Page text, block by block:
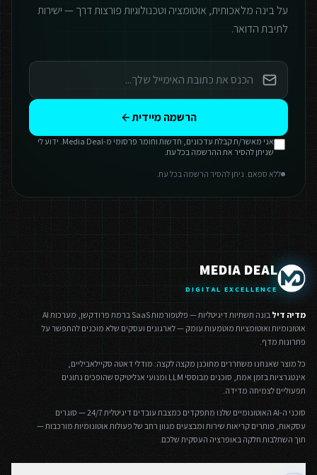
על בינה מלאכותית, אוטומציה וטכנולוגיות פורצות דרך — ישירות
לתיבת הדואר.
הרשמה מיידית
אני מאשר/ת קבלת עדכונים, חדשות וחומר פרסומי מ-Media Deal. ידוע לי
שניתן להסיר את ההרשמה בכל עת.
ללא ספאם. ניתן להסיר הרשמה בכל עת.
MEDIA DEAL
DIGITAL EXCELLENCE
מדיה דיל
בונה תשתיות דיגיטליות — פלטפורמות SaaS ברמת פרודקשן, מערכות AI
אוטונומיות ואוטומציות מוטמעות עומק — לארגונים ועסקים שלא מוכנים להתפשר על
פתרונות מדף.
כל מוצר שאנחנו משחררים מתוכנן מקצה לקצה: מודלי דאטה סקיילאביליים,
אינטגרציות בזמן אמת, סוכנים מבוססי LLM ומנועי אנליטיקס שהופכים נתונים
תפעוליים לצמיחה מדידה.
סוכני ה-AI האוטונומיים שלנו מתפקדים כמצבת עובדים דיגיטלית 24/7 — סוגרים
עסקאות, פותרים קריאות שירות ומבצעים מגוון רחב של פעולות אוטונומיות מורכבות —
תוך השתלבות חלקה באופרציה העסקית שלכם.